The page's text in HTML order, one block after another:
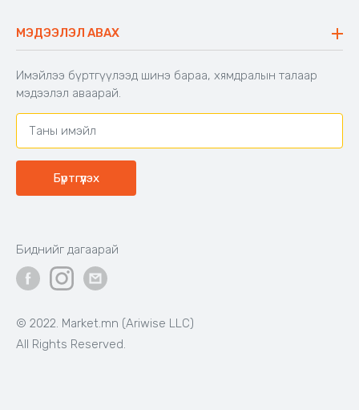
Аяны түшлэгтэй сандал
Буцаалтын журам
Захиалга шалгах
Хамтран ажиллах
Холбоо барих
МЭДЭЭЛЭЛ АВАХ
Имэйлээ бүртгүүлээд шинэ бараа, хямдралын талаар
мэдээлэл аваарай.
Бүртгүүлэх
© 2022. Market.mn (Ariwise LLC)
All Rights Reserved.
Биднийг дагаарай